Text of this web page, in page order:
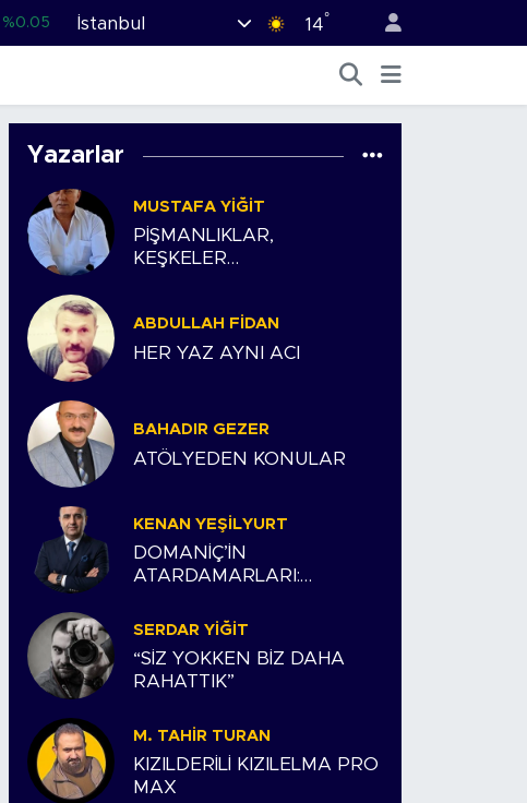
%0.05
%0.22
%0.66
İstanbul 14°
Yazarlar
MUSTAFA YIĞIT
PİŞMANLIKLAR,
KEŞKELER…
ABDULLAH FIDAN
HER YAZ AYNI ACI
BAHADIR GEZER
ATÖLYEDEN KONULAR
KENAN YEŞILYURT
DOMANİÇ’İN
ATARDAMARLARI:
HİKAYEMİZ
SERDAR YIĞIT
“SİZ YOKKEN BİZ DAHA
RAHATTIK”
M. TAHIR TURAN
KIZILDERİLİ KIZILELMA PRO
MAX